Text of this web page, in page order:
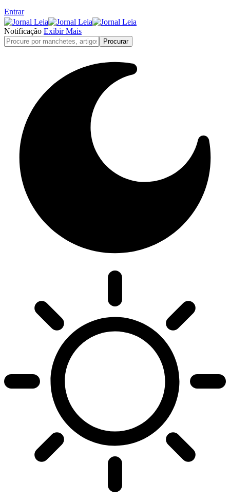
Entrar
Notificação Exibir Mais